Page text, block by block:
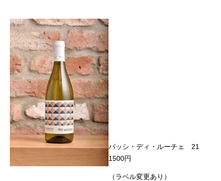
パッシ・ディ・ルーチェ 21
1500円
（ラベル変更あり）